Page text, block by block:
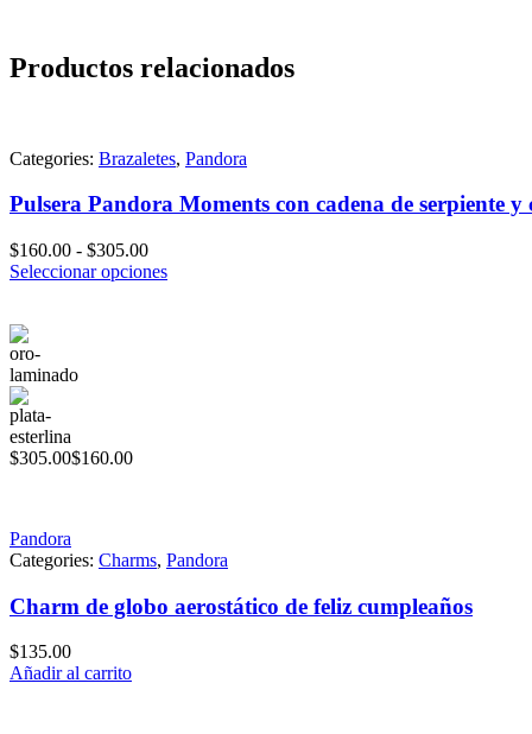
Productos relacionados
Categories: Brazaletes, Pandora
Pulsera Pandora Moments con cadena de serpiente
$160.00 - $305.00Rango
de
Seleccionar opciones
$305.00$160.00
Pandora
Categories: Charms, Pandora
Charm de globo aerostático de feliz cumpleaños
$135.00
Añadir al carrito